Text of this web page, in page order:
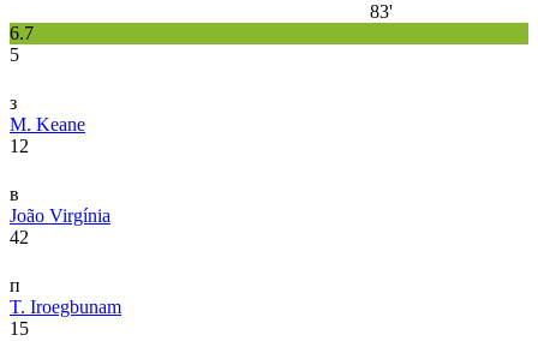
83'
6.7
5
з
M. Keane
12
в
João Virgínia
42
п
T. Iroegbunam
15